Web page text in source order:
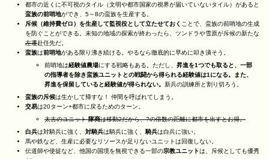
都市の近くに不可視のタイル（文明や都市国家の視界が届いていないタイル）があると
蛮族の前哨地ができ、5～8の蛮族を生産する。
斥候（維持費ゼロ）を生産して監視役として立たせておく ことで、蛮族の前哨地の生成
を防ぐことができる。未知の地域の探索が終わったら、ツンドラや雪原が斥候の新たな
左遷赴任先だ。
蛮族は前哨地がある限り沸き続ける。やるなら徹底的に早めに叩き潰そう。
前哨地は経験値農場にする戦略もある。ただし、 昇進を1つでも取ると、一部
の指導者を除き蛮族ユニットとの戦闘から得られる経験値は1になる。また、
昇進を保留していると経験値が得られない。 新兵の訓練所と割り切ろう。
蛮族の斥候は生かして帰すな！ 仲間を呼ばれてしまう。
交易は20ターン+都市に戻るためのターン。
太古のユニット-隊商は移動2だから、?の倍数の距離に都市を出すとお得。
白兵は対騎兵に強く、 対騎兵は騎兵に強く、 騎兵は白兵に強い。
馬や鉄など、生産に必要なリソースが足りないユニットは回復しない。
伝道師や使徒など、他国の国境を無視できる一部の宗教ユニットは、斥候としても優秀